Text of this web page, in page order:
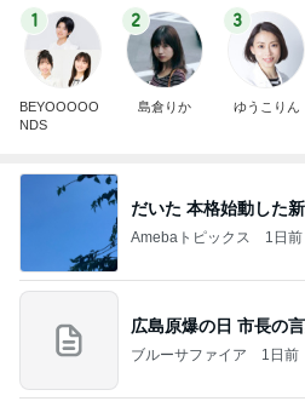
1
BEYOOOOO
NDS
2
島倉りか
3
ゆうこりん
だいた 本格始動した
Amebaトピックス 1日前
広島原爆の日 市長の
ブルーサファイア 1日前